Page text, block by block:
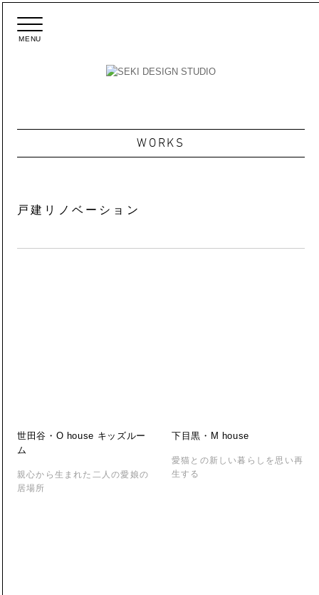
MENU
WORKS
戸建リノベーション
世田谷・O house キッズルー
ム
親心から生まれた二人の愛娘の
居場所
下目黒・M house
愛猫との新しい暮らしを思い再
生する